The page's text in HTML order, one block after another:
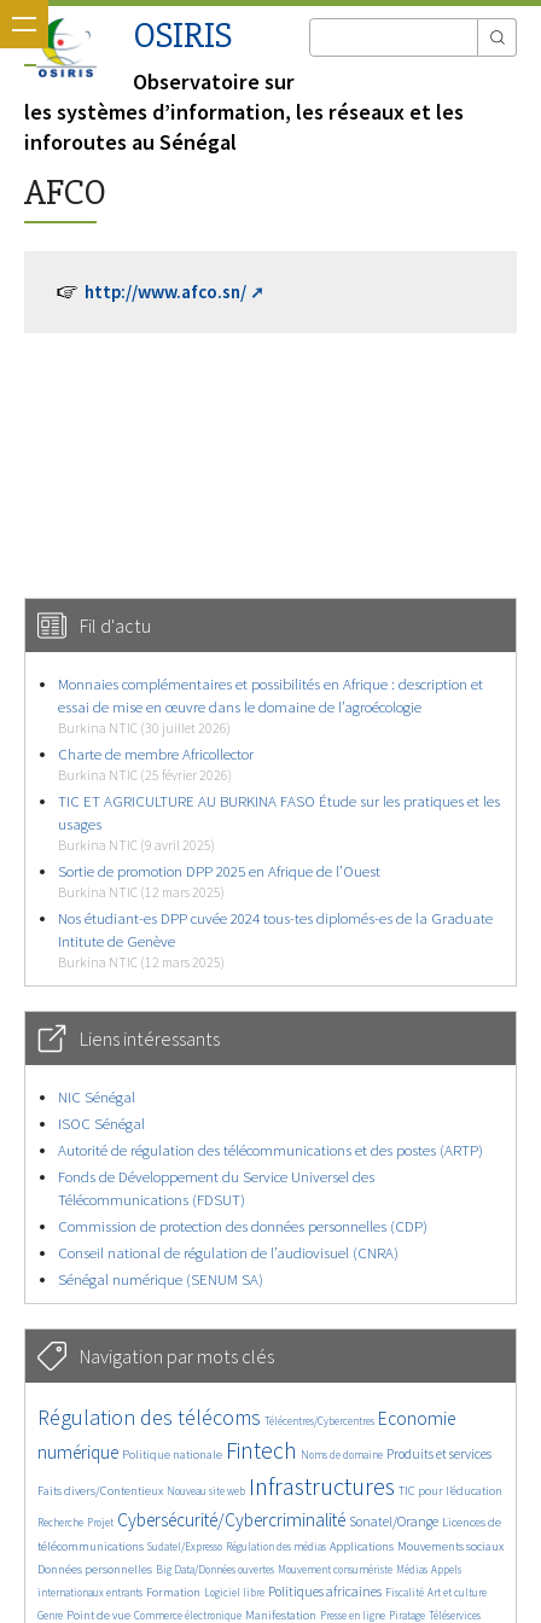
OSIRIS
Observatoire sur
les systèmes d’information, les réseaux et les
inforoutes au Sénégal
AFCO
http://www.afco.sn/
Fil d'actu
Monnaies complémentaires et possibilités en Afrique : description et
essai de mise en œuvre dans le domaine de l’agroécologie
Burkina NTIC (30 juillet 2026)
Charte de membre Africollector
Burkina NTIC (25 février 2026)
TIC ET AGRICULTURE AU BURKINA FASO Étude sur les pratiques et les
usages
Burkina NTIC (9 avril 2025)
Sortie de promotion DPP 2025 en Afrique de l’Ouest
Burkina NTIC (12 mars 2025)
Nos étudiant-es DPP cuvée 2024 tous-tes diplomés-es de la Graduate
Intitute de Genève
Burkina NTIC (12 mars 2025)
Liens intéressants
NIC Sénégal
ISOC Sénégal
Autorité de régulation des télécommunications et des postes (ARTP)
Fonds de Développement du Service Universel des
Télécommunications (FDSUT)
Commission de protection des données personnelles (CDP)
Conseil national de régulation de l’audiovisuel (CNRA)
Sénégal numérique (SENUM SA)
Navigation par mots clés
4614/5824
Régulation des télécoms
368/5824 Télécentres/Cybercentres
3669/5824
Economie
numérique
1869/5824 Politique nationale
5263/5824 Fintech
656/5824 Noms de domaine
2331/5824 Produits et services
1548/5824
Faits divers/Contentieux Nouveau site web Infrastructures TIC pour l’éducation
Recherche
245/5824Projet
3772/5824 Cybersécurité/Cybercriminalité
2279/5824 Sonatel/Orange
1635/5824
Licences de
télécommunications
301/5824 Sudatel/Expresso
1039/5824 Régulation des médias
1523/5824 Applications
1275/5824 Mouvements sociaux
1701/5824
Données personnelles
147/5824 Big Data/Données ouvertes
616/5824 Mouvement consumériste
363/5824 Médias
648/5824
Appels
internationaux entrants
1735/5824 Formation
105/5824 Logiciel libre
2528/5824 Politiques africaines
1075/5824 Fiscalité
172/5824 Art et culture
587/5824
Genre
1959/5824Point de vue
1069/5824 Commerce électronique
1500/5824 Manifestation
323/5824 Presse en ligne
126/5824 Piratage
209/5824 Téléservices
1216/5824